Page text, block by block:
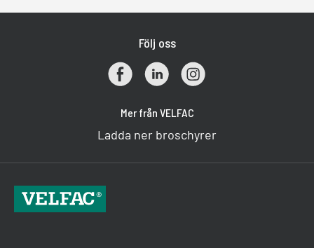
Följ oss
Mer från VELFAC
Ladda ner broschyrer